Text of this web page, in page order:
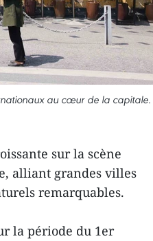
au cœur de la capitale.
sur la scène
alliant grandes villes
remarquables.
la période du 1er